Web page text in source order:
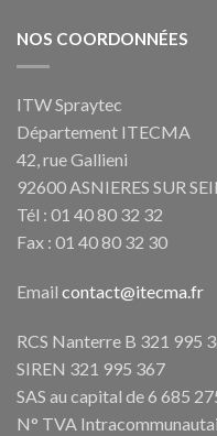
NOS COORDONNÉES
ITW Spraytec
Département ITECMA
42, rue Gallieni
92600 ASNIERES SUR
Tél : 01 40 80 32 32
Fax : 01 40 80 32 30
Email contact@itecma.fr
RCS Nanterre B 321 995
SIREN 321 995 367
SAS au capital de 6 685
N° TVA